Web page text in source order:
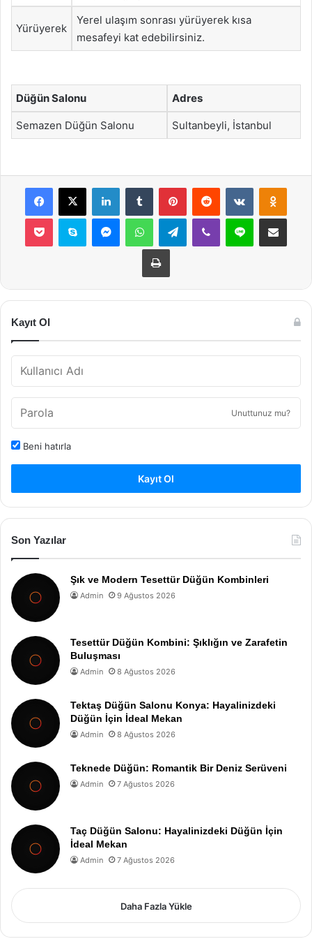
Yürüyerek
Yerel ulaşım sonrası yürüyerek kısa
mesafeyi kat edebilirsiniz.
Düğün Salonu Adres
Semazen Düğün Salonu Sultanbeyli, İstanbul
Facebook
X LinkedInTumblr PinterestReddit VKontakte
Pocket Skype MessengerWhatsAppTelegramViber Line E-Posta ile
Yazdır
Kayıt Ol
Unuttunuz mu?
Beni hatırla
Kayıt Ol
Son Yazılar
Şık ve Modern Tesettür Düğün Kombinleri
Admin 9 Ağustos 2026
Tesettür Düğün Kombini: Şıklığın ve Zarafetin
Buluşması
Admin 8 Ağustos 2026
Tektaş Düğün Salonu Konya: Hayalinizdeki
Düğün İçin İdeal Mekan
Admin 8 Ağustos 2026
Teknede Düğün: Romantik Bir Deniz Serüveni
Admin 7 Ağustos 2026
Taç Düğün Salonu: Hayalinizdeki Düğün İçin
İdeal Mekan
Admin 7 Ağustos 2026
Daha Fazla Yükle